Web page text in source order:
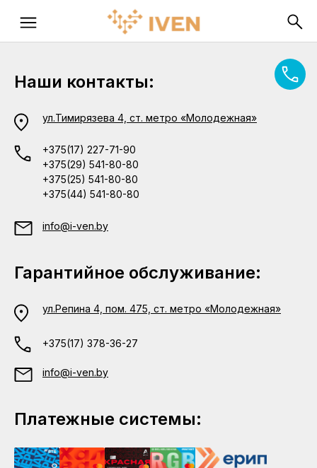
Наши контакты:
ул.Тимирязева 4, ст. метро «Молодежная»
+375(17) 227-71-90
+375(29) 541-80-80
+375(25) 541-80-80
+375(44) 541-80-80
info@i-ven.by
Гарантийное обслуживание:
ул.Репина 4, пом. 475, ст. метро «Молодежная»
+375(17) 378-36-27
info@i-ven.by
Платежные системы: